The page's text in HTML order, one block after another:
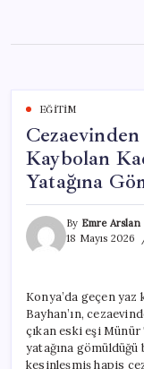
content
EĞITIM
Kaybolan
Yatağına
By Emre Arslan
18 Mayıs 2026
Konya’da geçen yaz
Bayhan’ın,
çıkan eski eşi
yatağına gömüldüğü
kesinleşmiş hapis